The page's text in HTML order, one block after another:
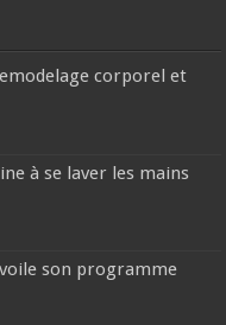
corporel et
à se laver les mains
son programme